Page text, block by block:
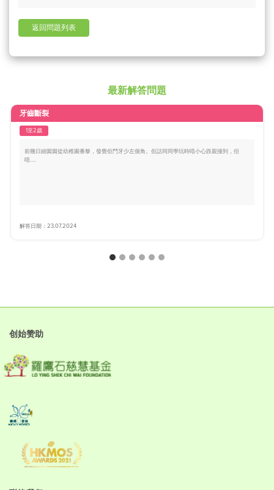
返回問題列表
最新解答問題
牙齒斷裂
1至2歲
前幾日細囡囡從幼稚園番黎，發覺佢門牙少左個角。佢話同同學玩時唔小心跌親撞到，但
唔.....
解答日期：23.07.2024
创始赞助